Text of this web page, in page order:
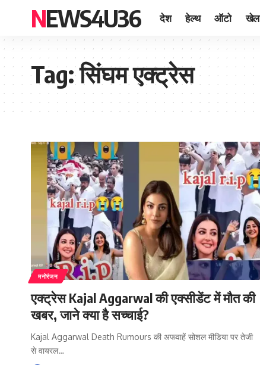
NEWS4U36 देश हेल्थ ऑटो खेल
Tag:सिंघम एक्ट्रेस
मनोरंजन
एक्ट्रेस Kajal Aggarwal की एक्सीडेंट में मौत की
खबर, जाने क्या है सच्चाई?
Kajal Aggarwal Death Rumours की अफवाहें सोशल मीडिया पर तेजी
से वायरल…